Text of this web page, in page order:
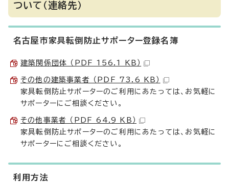
ついて（連絡先）
名古屋市家具転倒防止サポーター登録名簿
建築関係団体 （PDF 156.1 KB）
その他の建築事業者 （PDF 73.6 KB）
家具転倒防止サポーターのご利用にあたっては、お気軽に
サポーターにご相談ください。
その他事業者 （PDF 64.9 KB）
家具転倒防止サポーターのご利用にあたっては、お気軽に
サポーターにご相談ください。
利用方法